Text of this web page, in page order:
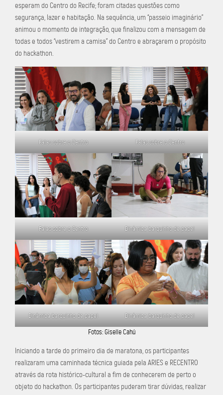
esperam do Centro do Recife; foram citadas questões como
segurança, lazer e habitação. Na sequência, um “passeio imaginário”
animou o momento de integração, que finalizou com a mensagem de
todas e todos “vestirem a camisa” do Centro e abraçarem o propósito
do hackathon.
Falas sobre o Centro Falas sobre o Centro
Falas sobre o Centro Dinâmica barquinho de papel
Dinâmica barquinho de papel Dinâmica barquinho de papel
Fotos: Giselle Cahú
Iniciando a tarde do primeiro dia de maratona, os participantes
realizaram uma caminhada técnica guiada pela ARIES e RECENTRO
através da rota histórico-cultural a fim de conhecerem de perto o
objeto do hackathon. Os participantes puderam tirar dúvidas, realizar